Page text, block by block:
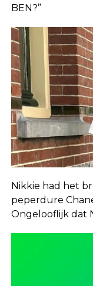
BEN?”
Nikkie had het
peperdure
Ongelooflijk dat